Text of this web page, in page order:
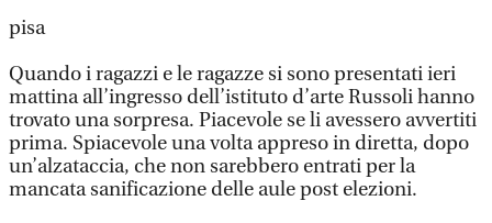
pisa
Quando i ragazzi e le ragazze si sono presentati ieri
mattina all’ingresso dell’istituto d’arte Russoli hanno
trovato una sorpresa. Piacevole se li avessero avvertiti
prima. Spiacevole una volta appreso in diretta, dopo
un’alzataccia, che non sarebbero entrati per la
mancata sanificazione delle aule post elezioni.